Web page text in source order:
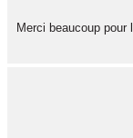
Merci beaucoup pour